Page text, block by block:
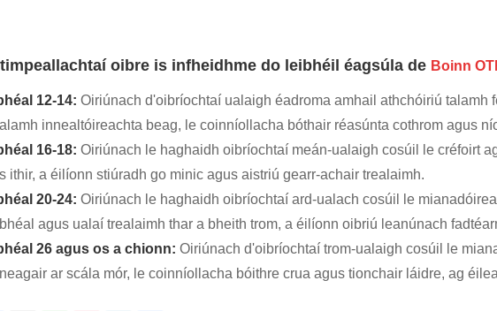
oibre is infheidhme do leibhéil éagsúla de Boinn
12-14: Oiriúnach d'oibríochtaí ualaigh éadroma amhail athchóiriú talamh
innealtóireachta beag, le coinníollacha bóthair réasúnta cothrom agus
16-18: Oiriúnach le haghaidh oibríochtaí meán-ualaigh cosúil le créfoirt
ithir, a éilíonn stiúradh go minic agus aistriú gearr-achair trealaimh.
20-24: Oiriúnach le haghaidh oibríochtaí ard-ualach cosúil le
agus ualaí trealaimh thar a bheith trom, a éilíonn oibriú leanúnach
26 agus os a chionn: Oiriúnach d'oibríochtaí trom-ualaigh cosúil le
ar scála mór, le coinníollacha bóithre crua agus tionchair láidre, ag